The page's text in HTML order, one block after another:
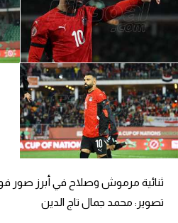
ثنائية مرموش وصلاح في أبرز صور
تصوير: محمد جمال تاج الدين